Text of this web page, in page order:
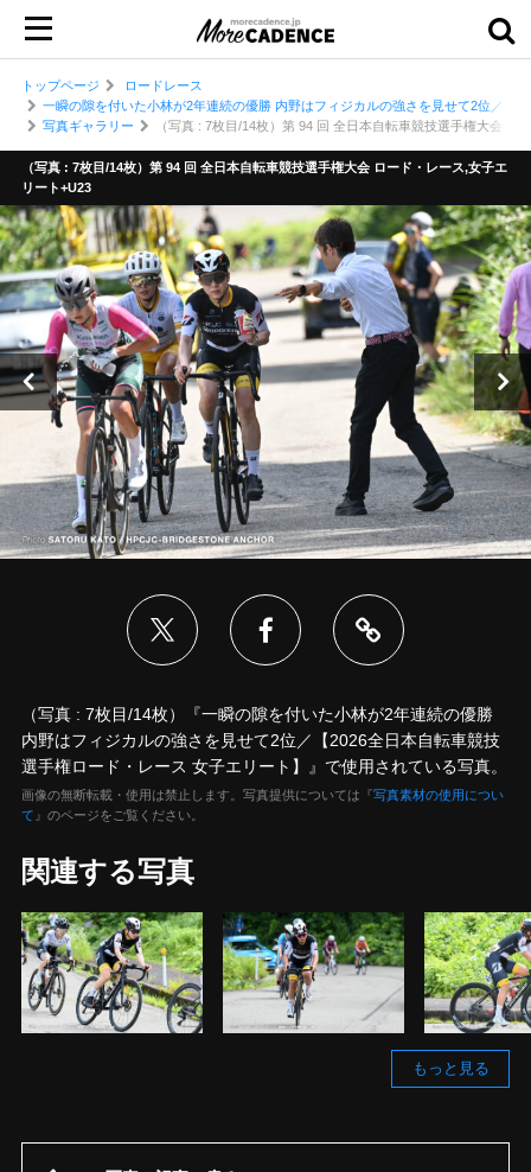
トップページ
ロードレース
一瞬の隙を付いた小林が2年連続の優勝 内野はフィジカルの強さを見せて2位／【
写真ギャラリー
（写真 : 7枚目/14枚）第 94 回 全日本自転車競技選手権大会 ロ
（写真 : 7枚目/14枚）第 94 回 全日本自転車競技選手権大会 ロード・レース,女子エ
リート+U23
（写真 : 7枚目/14枚）『一瞬の隙を付いた小林が2年連続の優勝
内野はフィジカルの強さを見せて2位／【2026全日本自転車競技
選手権ロード・レース 女子エリート】』で使用されている写真。
画像の無断転載・使用は禁止します。写真提供については『写真素材の使用につい
て 』のページをご覧ください。
関連する写真
もっと見る